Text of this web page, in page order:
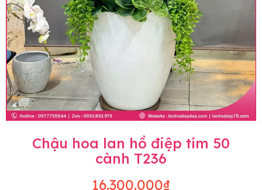
Chậu hoa lan hồ điệp tím 50
cành T236
16.300.000₫